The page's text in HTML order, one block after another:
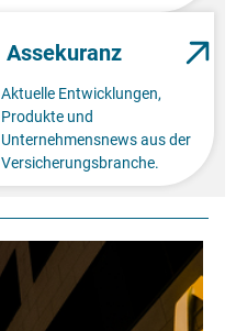
Assekuranz
Aktuelle Entwicklungen,
Produkte und
Unternehmensnews aus der
Versicherungsbranche.